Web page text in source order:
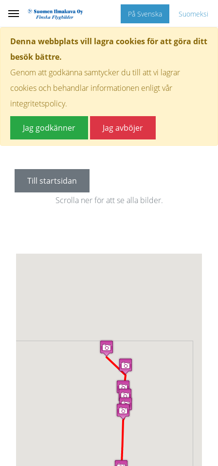
Denna webbplats vill lagra cookies för att göra ditt
besök bättre.
Genom att godkänna samtycker du till att vi lagrar
cookies och behandlar informationen enligt vår
integritetspolicy.
Jag godkänner Jag avböjer
På Svenska Suomeksi
Till startsidan
Scrolla ner för att se alla bilder.